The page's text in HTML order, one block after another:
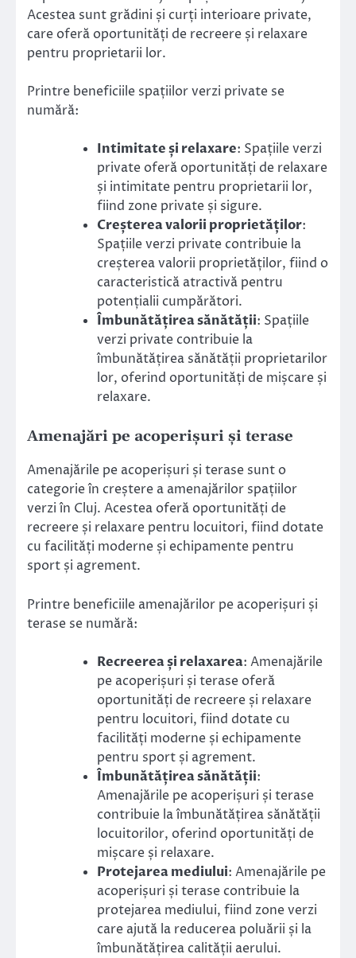
Acestea sunt grădini și curți interioare private,
care oferă oportunități de recreere și relaxare
pentru proprietarii lor.
Printre beneficiile spațiilor verzi private se
numără:
Intimitate și relaxare: Spațiile verzi
private oferă oportunități de relaxare
și intimitate pentru proprietarii lor,
fiind zone private și sigure.
Creșterea valorii proprietăților:
Spațiile verzi private contribuie la
creșterea valorii proprietăților, fiind o
caracteristică atractivă pentru
potențialii cumpărători.
Îmbunătățirea sănătății: Spațiile
verzi private contribuie la
îmbunătățirea sănătății proprietarilor
lor, oferind oportunități de mișcare și
relaxare.
Amenajări pe acoperișuri și terase
Amenajările pe acoperișuri și terase sunt o
categorie în creștere a amenajărilor spațiilor
verzi în Cluj. Acestea oferă oportunități de
recreere și relaxare pentru locuitori, fiind dotate
cu facilități moderne și echipamente pentru
sport și agrement.
Printre beneficiile amenajărilor pe acoperișuri și
terase se numără:
Recreerea și relaxarea: Amenajările
pe acoperișuri și terase oferă
oportunități de recreere și relaxare
pentru locuitori, fiind dotate cu
facilități moderne și echipamente
pentru sport și agrement.
Îmbunătățirea sănătății:
Amenajările pe acoperișuri și terase
contribuie la îmbunătățirea sănătății
locuitorilor, oferind oportunități de
mișcare și relaxare.
Protejarea mediului: Amenajările pe
acoperișuri și terase contribuie la
protejarea mediului, fiind zone verzi
care ajută la reducerea poluării și la
îmbunătățirea calității aerului.